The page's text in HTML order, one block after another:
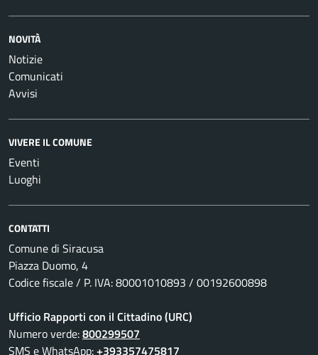
NOVITÀ
Notizie
Comunicati
Avvisi
VIVERE IL COMUNE
Eventi
Luoghi
CONTATTI
Comune di Siracusa
Piazza Duomo, 4
Codice fiscale / P. IVA: 80001010893 / 00192600898
Ufficio Rapporti con il Cittadino (URC)
Numero verde:800299507
SMS e WhatsApp:+393357475817